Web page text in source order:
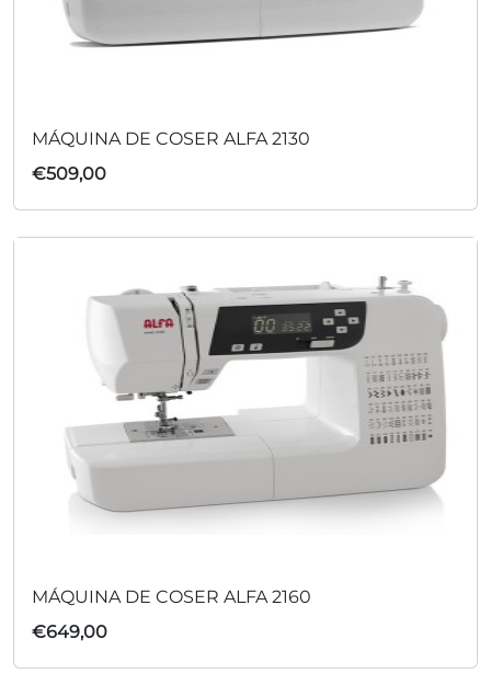
MÁQUINA DE COSER ALFA 2130
€509,00
MÁQUINA DE COSER ALFA 2160
€649,00